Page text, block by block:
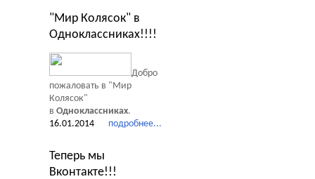
"Мир Колясок" в
Одноклассниках!!!!
Добро
пожаловать в "Мир
Колясок"
в Одноклассниках.
подробнее...
16.01.2014
Теперь мы
Вконтакте!!!